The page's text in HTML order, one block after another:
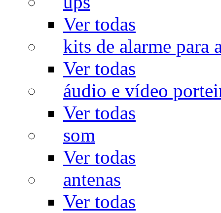
Ver todas
kits de alarme para
Ver todas
áudio e vídeo
Ver todas
som
Ver todas
antenas
Ver todas